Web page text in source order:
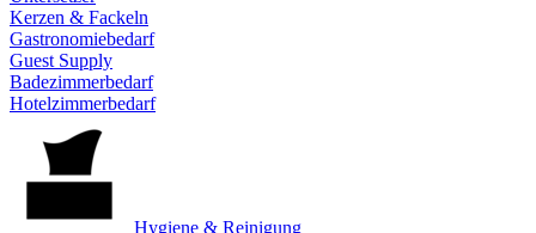
Kerzen & Fackeln
Gastronomiebedarf
Guest Supply
Badezimmerbedarf
Hotelzimmerbedarf
Hygiene & Reinigung